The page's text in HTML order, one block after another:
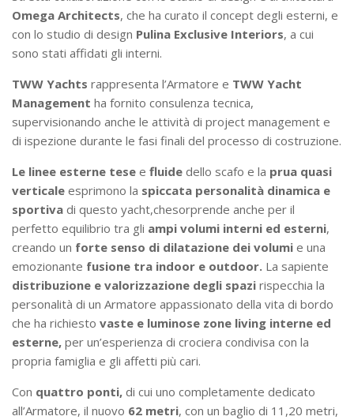
Omega Architects, che ha curato il concept degli esterni, e
con lo studio di design Pulina Exclusive Interiors, a cui
sono stati affidati gli interni.
TWW Yachts rappresenta l’Armatore e TWW Yacht
Management ha fornito consulenza tecnica,
supervisionando anche le attività di project management e
di ispezione durante le fasi finali del processo di costruzione.
Le linee esterne tese e fluide dello scafo e la prua quasi
verticale esprimono la spiccata personalità dinamica e
sportiva di questo yacht,chesorprende anche per il
perfetto equilibrio tra gli ampi volumi interni ed esterni,
creando un forte senso di dilatazione dei volumi e una
emozionante fusione tra indoor e outdoor. La sapiente
distribuzione e valorizzazione degli spazi rispecchia la
personalità di un Armatore appassionato della vita di bordo
che ha richiesto vaste e luminose zone living interne ed
esterne, per un’esperienza di crociera condivisa con la
propria famiglia e gli affetti più cari.
Con quattro ponti, di cui uno completamente dedicato
all’Armatore, il nuovo 62 metri, con un baglio di 11,20 metri,